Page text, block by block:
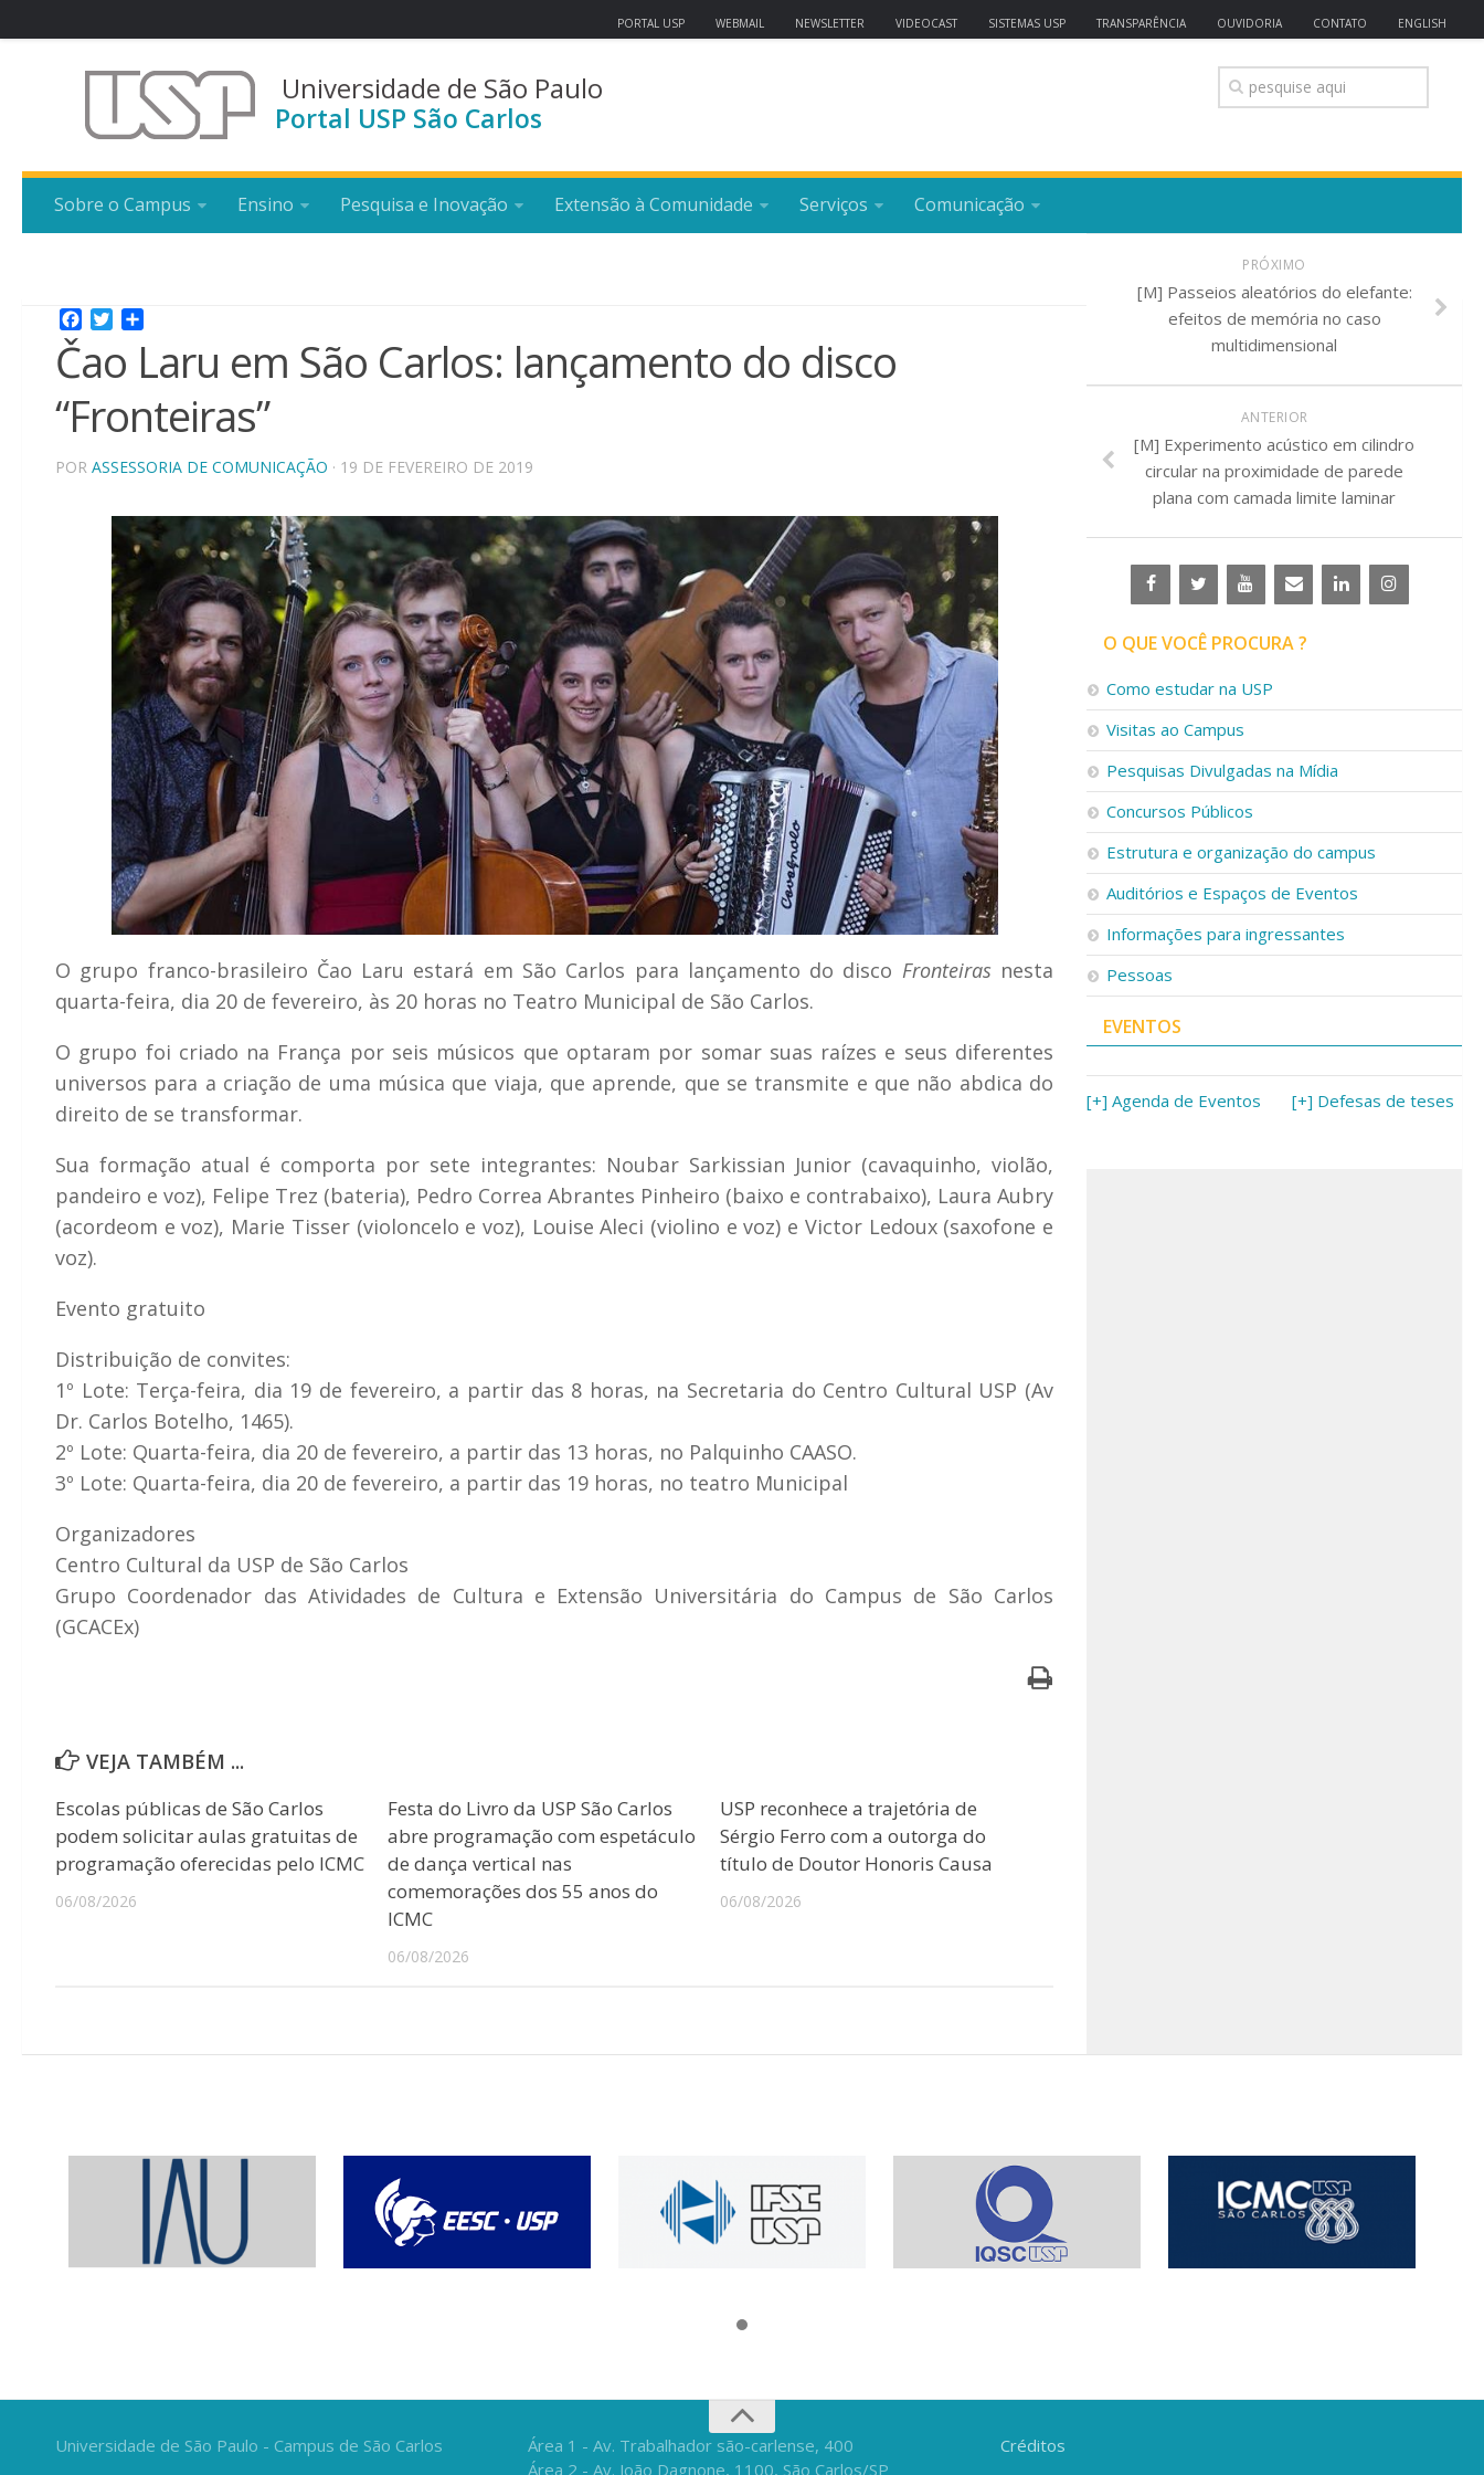
PORTAL USP WEBMAIL NEWSLETTER VIDEOCAST SISTEMAS USP TRANSPARÊNCIA OUVIDORIA CONTATO ENGLISH
Universidade de São Paulo
Portal USP São Carlos
Sobre o Campus Ensino Pesquisa e Inovação Extensão à Comunidade Serviços Comunicação
Facebook
Twitter
Čao Laru em São Carlos: lançamento do disco
“Fronteiras”
POR ASSESSORIA DE COMUNICAÇÃO · 19 DE FEVEREIRO DE 2019
O grupo franco-brasileiro Čao Laru estará em São Carlos para lançamento do disco Fronteiras nesta
quarta-feira, dia 20 de fevereiro, às 20 horas no Teatro Municipal de São Carlos.
O grupo foi criado na França por seis músicos que optaram por somar suas raízes e seus diferentes
universos para a criação de uma música que viaja, que aprende, que se transmite e que não abdica do
direito de se transformar.
Sua formação atual é comporta por sete integrantes: Noubar Sarkissian Junior (cavaquinho, violão,
pandeiro e voz), Felipe Trez (bateria), Pedro Correa Abrantes Pinheiro (baixo e contrabaixo), Laura Aubry
(acordeom e voz), Marie Tisser (violoncelo e voz), Louise Aleci (violino e voz) e Victor Ledoux (saxofone e
voz).
Evento gratuito
Distribuição de convites:
1º Lote: Terça-feira, dia 19 de fevereiro, a partir das 8 horas, na Secretaria do Centro Cultural USP (Av
Dr. Carlos Botelho, 1465).
2º Lote: Quarta-feira, dia 20 de fevereiro, a partir das 13 horas, no Palquinho CAASO.
3º Lote: Quarta-feira, dia 20 de fevereiro, a partir das 19 horas, no teatro Municipal
Organizadores
Centro Cultural da USP de São Carlos
Grupo Coordenador das Atividades de Cultura e Extensão Universitária do Campus de São Carlos
(GCACEx)
VEJA TAMBÉM ...
Escolas públicas de São Carlos
podem solicitar aulas gratuitas de
programação oferecidas pelo ICMC
06/08/2026
Festa do Livro da USP São Carlos
abre programação com espetáculo
de dança vertical nas
comemorações dos 55 anos do
ICMC
06/08/2026
USP reconhece a trajetória de
Sérgio Ferro com a outorga do
título de Doutor Honoris Causa
06/08/2026
PRÓXIMO
[M] Passeios aleatórios do elefante:
efeitos de memória no caso
multidimensional
ANTERIOR
[M] Experimento acústico em cilindro
circular na proximidade de parede
plana com camada limite laminar
O QUE VOCÊ PROCURA ?
Como estudar na USP
Visitas ao Campus
Pesquisas Divulgadas na Mídia
Concursos Públicos
Estrutura e organização do campus
Auditórios e Espaços de Eventos
Informações para ingressantes
Pessoas
EVENTOS
[+] Agenda de Eventos [+] Defesas de teses
Universidade de São Paulo - Campus de São Carlos
Área 1 - Av. Trabalhador são-carlense, 400
Área 2 - Av. João Dagnone, 1100, São Carlos/SP
Créditos